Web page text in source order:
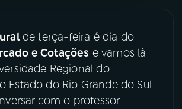
MÚSICA
de terça-feira é dia do
e Cotações e vamos lá
Regional do
Estado do Rio Grande do Sul
com o professor